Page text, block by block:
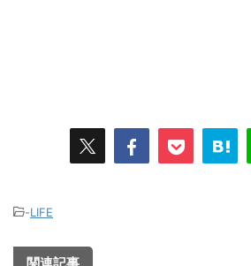
-LIFE
関連記事